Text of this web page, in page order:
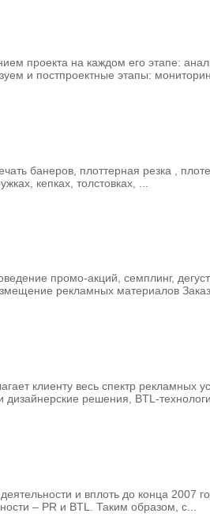
проекта на каждом его этапе:
и постпроектные этапы:
банеров, плоттерная резка ,
кепках, толстовках, ...
промо-акций, семплинг,
рекламных материалов
клиенту весь спектр рекламных
решения, BTL-
и вплоть до конца 2007
– PR и BTL. Таким образом, с...